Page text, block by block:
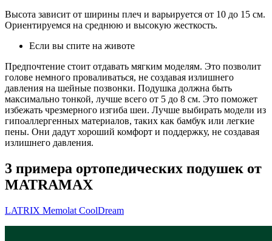
Высота зависит от ширины плеч и варьируется от 10 до 15 см.
Ориентируемся на среднюю и высокую жесткость.
Если вы спите на животе
Предпочтение стоит отдавать мягким моделям. Это позволит
голове немного проваливаться, не создавая излишнего
давления на шейные позвонки. Подушка должна быть
максимально тонкой, лучше всего от 5 до 8 см. Это поможет
избежать чрезмерного изгиба шеи. Лучше выбирать модели из
гипоаллергенных материалов, таких как бамбук или легкие
пены. Они дадут хороший комфорт и поддержку, не создавая
излишнего давления.
3 примера ортопедических подушек от
MATRAMAX
LATRIX Memolat CoolDream